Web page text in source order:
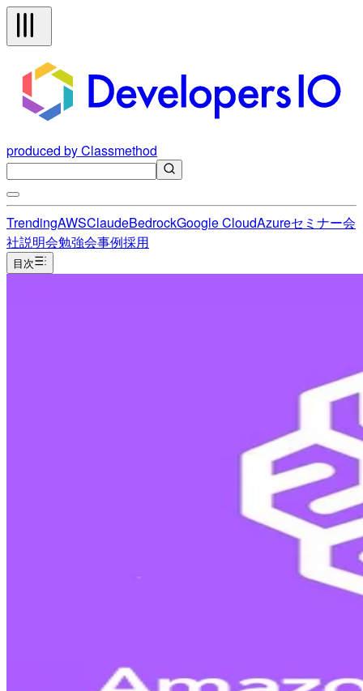
produced by Classmethod
TrendingAWSClaudeBedrockGoogle CloudAzureセミナー会
社説明会勉強会事例採用
目次